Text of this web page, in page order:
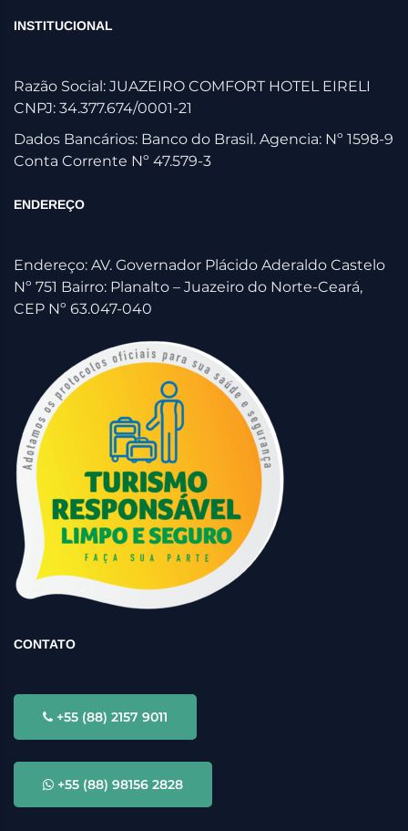
INSTITUCIONAL
Razão Social: JUAZEIRO COMFORT HOTEL EIRELI
CNPJ: 34.377.674/0001-21
Dados Bancários: Banco do Brasil. Agencia: Nº 1598-9
Conta Corrente Nº 47.579-3
ENDEREÇO
Endereço: AV. Governador Plácido Aderaldo Castelo
Nº 751 Bairro: Planalto – Juazeiro do Norte-Ceará,
CEP Nº 63.047-040
CONTATO
+55 (88) 2157 9011
+55 (88) 98156 2828